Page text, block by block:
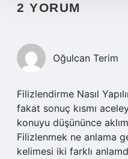
2 YORUM
Oğulcan Terim
Filizlendirme Nasıl
fakat sonuç kısmı
konuyu düşününce
Filizlenmek ne anlama
kelimesi iki farklı